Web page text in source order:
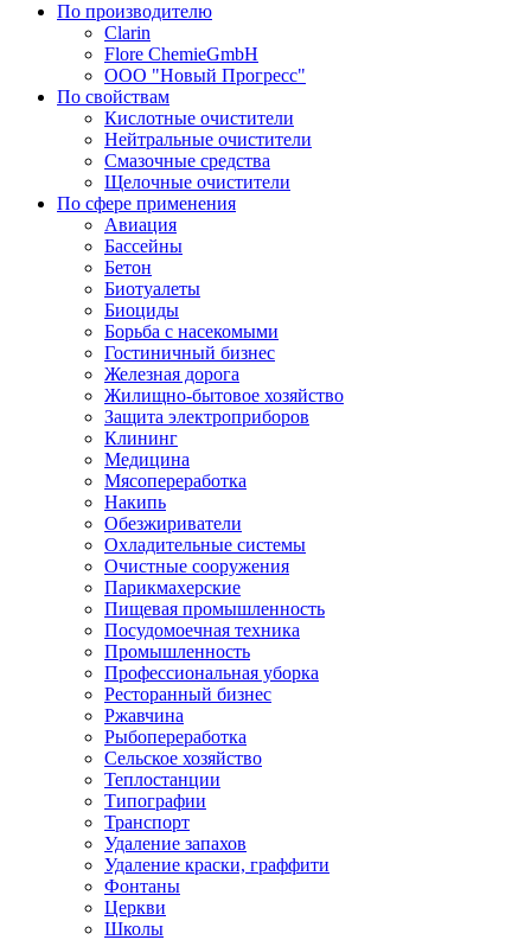
По производителю
Clarin
Flore ChemieGmbH
ООО "Новый Прогресс"
По свойствам
Кислотные очистители
Нейтральные очистители
Смазочные средства
Щелочные очистители
По сфере применения
Авиация
Бассейны
Бетон
Биотуалеты
Биоциды
Борьба с насекомыми
Гостиничный бизнес
Железная дорога
Жилищно-бытовое хозяйство
Защита электроприборов
Клининг
Медицина
Мясопереработка
Накипь
Обезжириватели
Охладительные системы
Очистные сооружения
Парикмахерские
Пищевая промышленность
Посудомоечная техника
Промышленность
Профессиональная уборка
Ресторанный бизнес
Ржавчина
Рыбопереработка
Сельское хозяйство
Теплостанции
Типографии
Транспорт
Удаление запахов
Удаление краски, граффити
Фонтаны
Церкви
Школы